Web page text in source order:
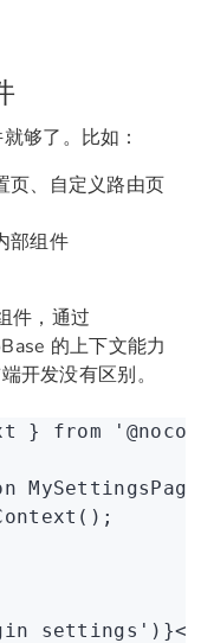
够了。比如：
页、自定义路由页
部组件
件，通过
的上下文能力
开发没有区别。
} from
MySettingsPage
();
settings' )}</